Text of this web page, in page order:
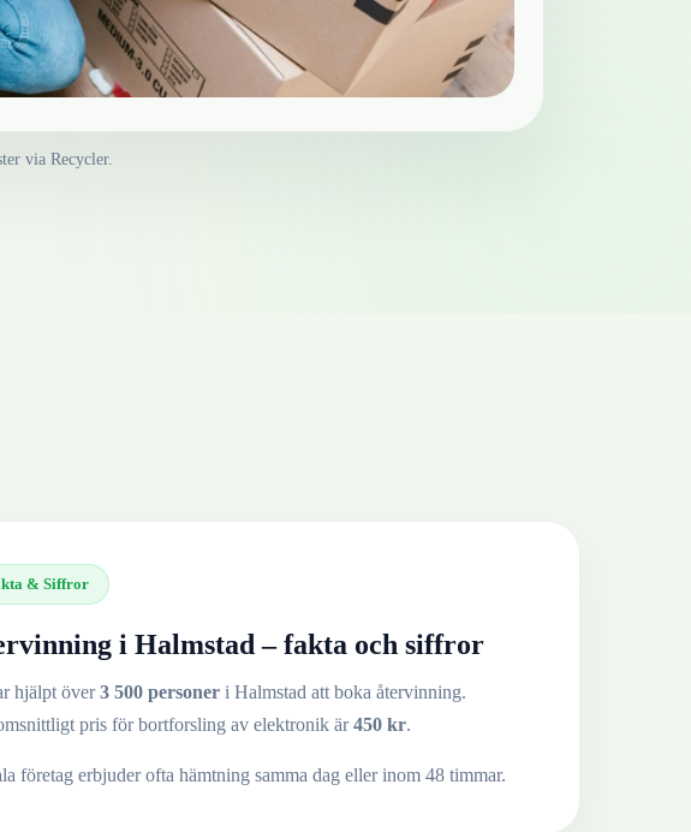
via Recycler.
& Siffror
i Halmstad – fakta och siffror
hjälpt över3 500 personer i Halmstad att boka återvinning.
pris för bortforsling av elektronik är450 kr.
företag erbjuder ofta hämtning samma dag eller inom 48 timmar.